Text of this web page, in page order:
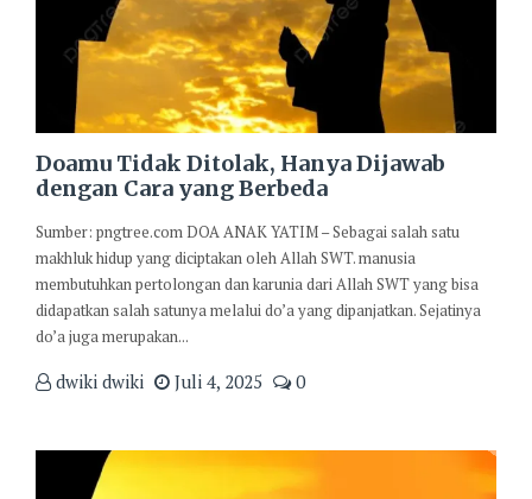
Doamu Tidak Ditolak, Hanya Dijawab
dengan Cara yang Berbeda
Sumber: pngtree.com DOA ANAK YATIM – Sebagai salah satu
makhluk hidup yang diciptakan oleh Allah SWT. manusia
membutuhkan pertolongan dan karunia dari Allah SWT yang bisa
didapatkan salah satunya melalui do’a yang dipanjatkan. Sejatinya
do’a juga merupakan...
dwiki dwiki Juli 4, 2025 0